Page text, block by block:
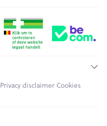
Privacy disclaimer Cookies